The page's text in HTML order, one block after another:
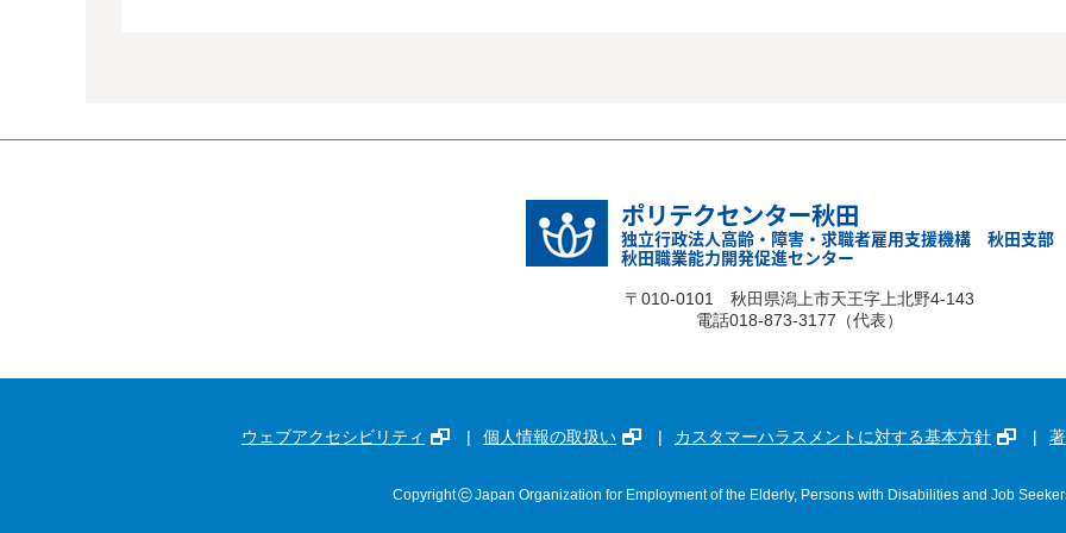
ポリテクセンター秋田
独立行政法人高齢・障害・求職者雇用支援機構 秋田支部
秋田職業能力開発促進センター
〒010-0101 秋田県潟上市天王字上北野4-143
電話018-873-3177（代表）
ウェブアクセシビリティ 個人情報の取扱い カスタマーハラスメントに対する基本方針
Copyright©Japan Organization for Employment of the Elderly, Persons with Disabilities and Job